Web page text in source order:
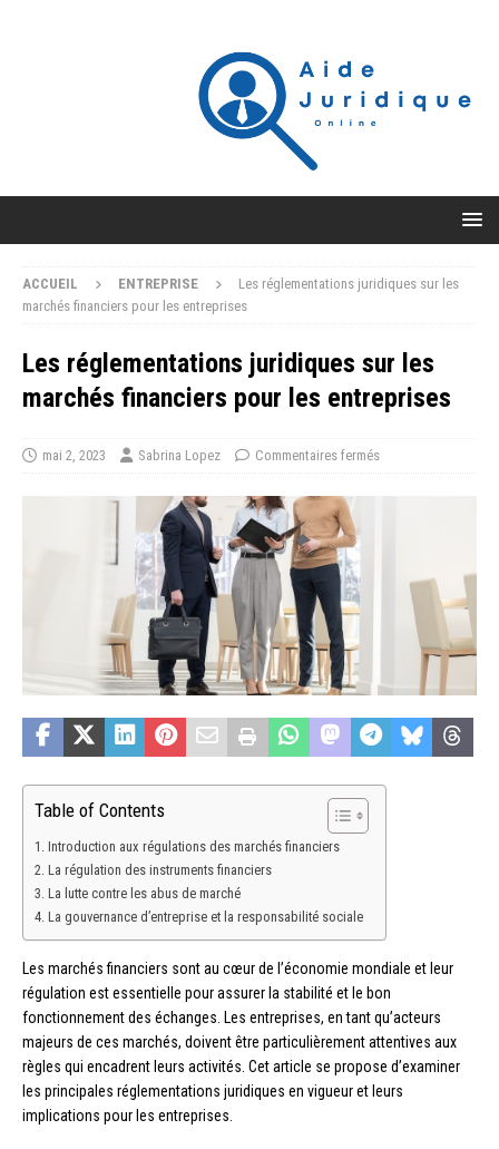
ACCUEIL ENTREPRISE
Les réglementations juridiques sur les
marchés financiers pour les entreprises
Les réglementations juridiques sur les
marchés financiers pour les entreprises
mai 2, 2023 Sabrina Lopez Commentaires fermés
Table of Contents
Introduction aux régulations des marchés financiers
La régulation des instruments financiers
La lutte contre les abus de marché
La gouvernance d’entreprise et la responsabilité sociale
Les marchés financiers sont au cœur de l’économie mondiale et leur
régulation est essentielle pour assurer la stabilité et le bon
fonctionnement des échanges. Les entreprises, en tant qu’acteurs
majeurs de ces marchés, doivent être particulièrement attentives aux
règles qui encadrent leurs activités. Cet article se propose d’examiner
les principales réglementations juridiques en vigueur et leurs
implications pour les entreprises.